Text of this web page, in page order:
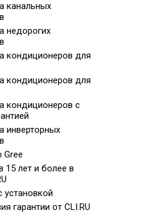
канальных
недорогих
кондиционеров для
кондиционеров для
кондиционеров с
инверторных
15 лет и более в
установкой
гарантии от CLI.RU